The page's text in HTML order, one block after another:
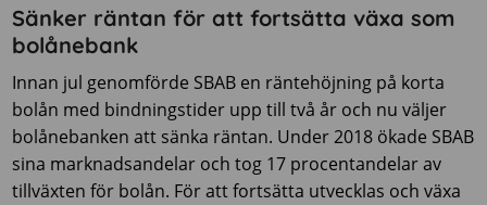
Sänker räntan för att fortsätta växa som
bolånebank
Innan jul genomförde SBAB en räntehöjning på korta
bolån med bindningstider upp till två år och nu väljer
bolånebanken att sänka räntan. Under 2018 ökade SBAB
sina marknadsandelar och tog 17 procentandelar av
tillväxten för bolån. För att fortsätta utvecklas och växa